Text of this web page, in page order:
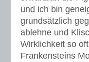
und ich bin
grundsätzlich
ablehne und
Wirklichkeit so
Frankensteins